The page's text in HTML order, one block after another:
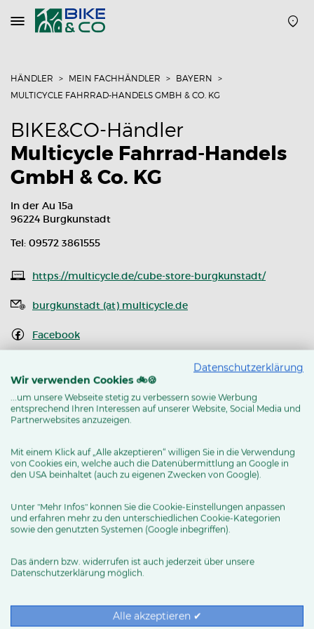
Navigation
öffnen
HÄNDLER MEIN FACHHÄNDLER
BAYERN
MULTICYCLE FAHRRAD-HANDELS GMBH & CO. KG
BIKE&CO-Händler
Multicycle Fahrrad-Handels
GmbH & Co. KG
In der Au 15a
96224 Burgkunstadt
Tel: 09572 3861555
https://multicycle.de/cube-store-burgkunstadt/
burgkunstadt (at) multicycle.de
Facebook
Youtube Kanal
Routenplaner
MEHR ERFAHREN
News & Trends
Ratgeber
Datenschutzerklärung
Wir verwenden Cookies 🚲🍪
...um unsere Webseite stetig zu verbessern sowie Werbung
entsprechend Ihren Interessen auf unserer Website, Social Media und
Partnerwebsites anzuzeigen.
Mit einem Klick auf „Alle akzeptieren“ willigen Sie in die Verwendung
von Cookies ein, welche auch die Datenübermittlung an Google in
den USA beinhaltet (auch zu eigenen Zwecken von Google).
Unter "Mehr Infos" können Sie die Cookie-Einstellungen anpassen
und erfahren mehr zu den unterschiedlichen Cookie-Kategorien
sowie den genutzten Systemen (Google inbegriffen).
Das ändern bzw. widerrufen ist auch jederzeit über unsere
Datenschutzerklärung möglich.
Alle akzeptieren ✔